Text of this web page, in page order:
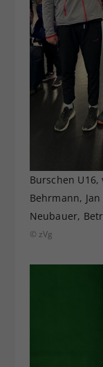
Burschen
Behrmann,
Neubauer,
© zVg